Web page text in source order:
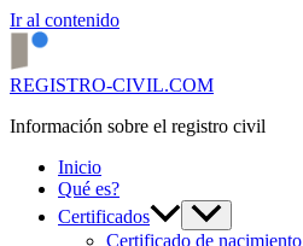
Ir al contenido
REGISTRO-CIVIL.COM
Información sobre el registro civil
Inicio
Qué es?
Certificados
Certificado de nacimiento